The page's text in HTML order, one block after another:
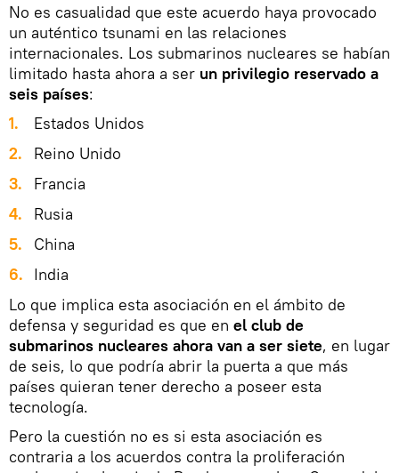
No es casualidad que este acuerdo haya provocado
un auténtico tsunami en las relaciones
internacionales. Los submarinos nucleares se habían
limitado hasta ahora a ser un privilegio reservado a
seis países:
1.
Estados Unidos
2.
Reino Unido
3.
Francia
4.
Rusia
5.
China
6.
India
Lo que implica esta asociación en el ámbito de
defensa y seguridad es que en el club de
submarinos nucleares ahora van a ser siete, en lugar
de seis, lo que podría abrir la puerta a que más
países quieran tener derecho a poseer esta
tecnología.
Pero la cuestión no es si esta asociación es
contraria a los acuerdos contra la proliferación